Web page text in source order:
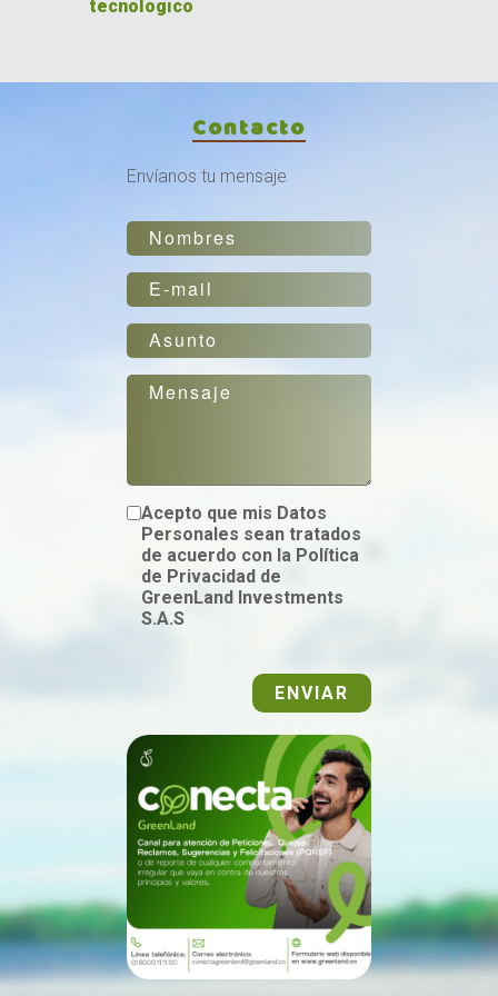
tecnológico
Contacto
Envíanos tu mensaje
Acepto que mis Datos
Personales sean tratados
de acuerdo con la Política
de Privacidad de
GreenLand Investments
S.A.S
ENVIAR